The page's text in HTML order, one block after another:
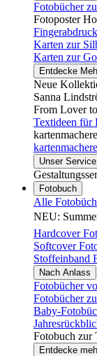
Fotobücher
Fotoposter
Karten zur
Karten zur
Entdecke
Neue
Sanna
From Lover
Textideen für
Unser Service
Fotobuch
Alle
NEU:
Hardcover
Softcover
Stoffeinband
Nach Anlass
Fotobücher
Fotobücher
Baby-
Fotobuch zur
Entdecke